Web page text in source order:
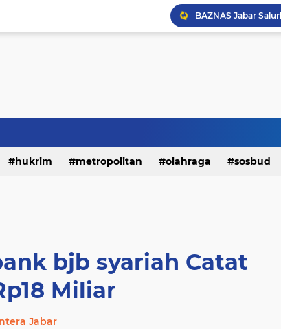
hukrim metropolitan olahraga sosbud
bjb syariah Catat
Miliar
Jabar